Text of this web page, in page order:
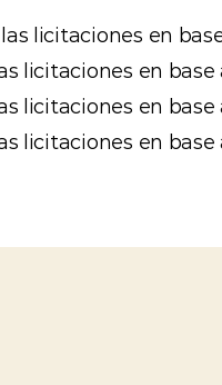
las licitaciones en
licitaciones en
licitaciones en
licitaciones en base